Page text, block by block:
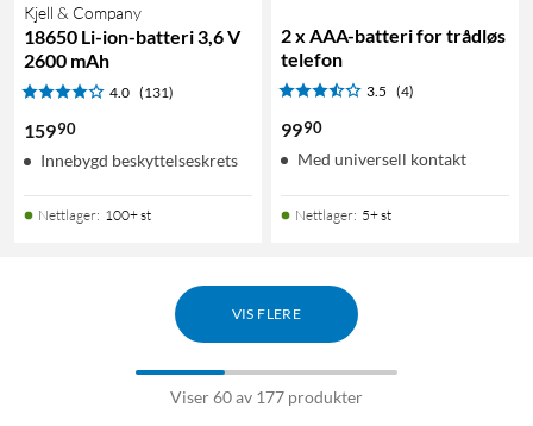
Kjell & Company
18650 Li-ion-batteri 3,6 V
2600 mAh
4.0 (131)
15990
Innebygd beskyttelseskrets
Nettlager: 100+ st
2 x AAA-batteri for trådløs
telefon
3.5 (4)
9990
Med universell kontakt
Nettlager: 5+ st
VIS FLERE
Viser 60 av 177 produkter